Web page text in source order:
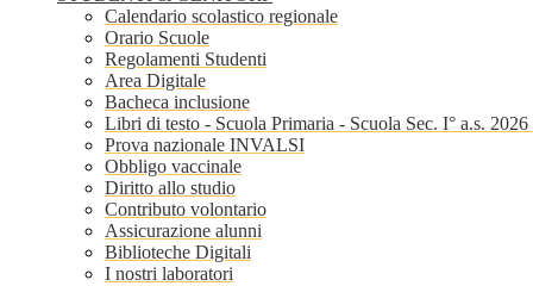
Calendario scolastico regionale
Orario Scuole
Regolamenti Studenti
Area Digitale
Bacheca inclusione
Libri di testo - Scuola Primaria - Scuola Sec. I° a.s. 2026
Prova nazionale INVALSI
Obbligo vaccinale
Diritto allo studio
Contributo volontario
Assicurazione alunni
Biblioteche Digitali
I nostri laboratori